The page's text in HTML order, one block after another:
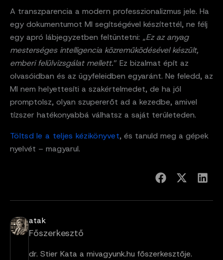
A transzparencia a modern professzionalizmus jele. Ha
egy dokumentumot MI segítségével készítettél, ne félj
egy apró lábjegyzetben feltüntetni: „Ez az anyag
mesterséges intelligencia közreműködésével készült,
emberi felülvizsgálat mellett.” Ez bizalmat épít az
olvasóidban és az ügyfeleidben egyaránt. Ne feledd, az
MI nem helyettesíti a szakértelmedet, de ha jól
promptolsz, olyan szupererőt ad a kezedbe, amivel
tízszer hatékonyabbá válhatsz a saját területeden.
Töltsd le a teljes kézikönyvet, és tanuld meg a gépek
nyelvét – magyarul.
atak
Főszerkesztő
dr. Stier Kata a mivagyunk.hu főszerkesztője.